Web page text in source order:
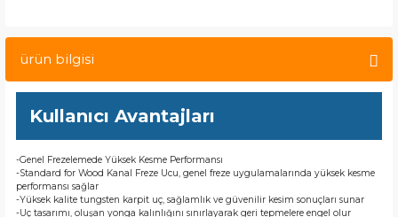
ürün bilgisi
Kullanıcı Avantajları
-Genel Frezelemede Yüksek Kesme Performansı
-Standard for Wood Kanal Freze Ucu, genel freze uygulamalarında yüksek kesme
performansı sağlar
-Yüksek kalite tungsten karpit uç, sağlamlık ve güvenilir kesim sonuçları sunar
-Uç tasarımı, oluşan yonga kalınlığını sınırlayarak geri tepmelere engel olur